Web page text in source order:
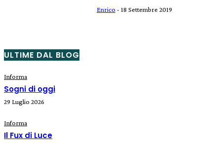
Enrico - 18 Settembre 2019
ULTIME DAL BLOG
Informa
Sogni di oggi
29 Luglio 2026
Informa
Il Fux di Luce